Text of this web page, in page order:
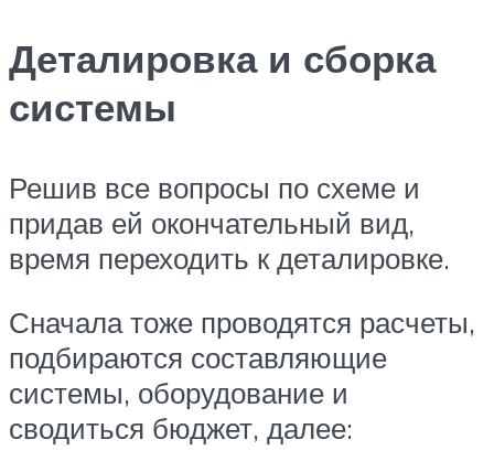
Деталировка и сборка
системы
Решив все вопросы по схеме и
придав ей окончательный вид,
время переходить к деталировке.
Сначала тоже проводятся расчеты,
подбираются составляющие
системы, оборудование и
сводиться бюджет, далее: